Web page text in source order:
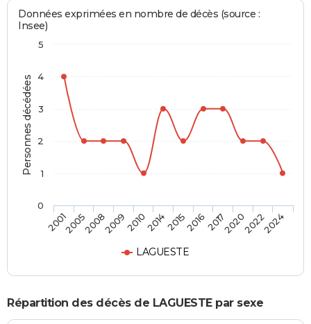
Personnes décédées
Données exprimées en nombre de décès (source :
Insee)
LAGUESTE
200120052008200920102014201520162017202020222024
0
1
2
3
4
5
Répartition des décès de LAGUESTE par sexe